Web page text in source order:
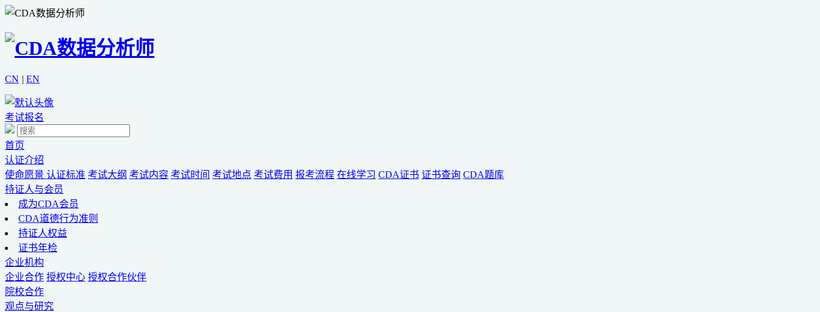
CN | EN
考试报名
首页
认证介绍
使命愿景 认证标准 考试大纲 考试内容 考试时间 考试地点 考试费用 报考流程 在线学习 CDA证书 证书查询 CDA题库
持证人与会员
成为CDA会员
CDA道德行为准则
持证人权益
证书年检
企业机构
企业合作 授权中心 授权合作伙伴
院校合作
观点与研究